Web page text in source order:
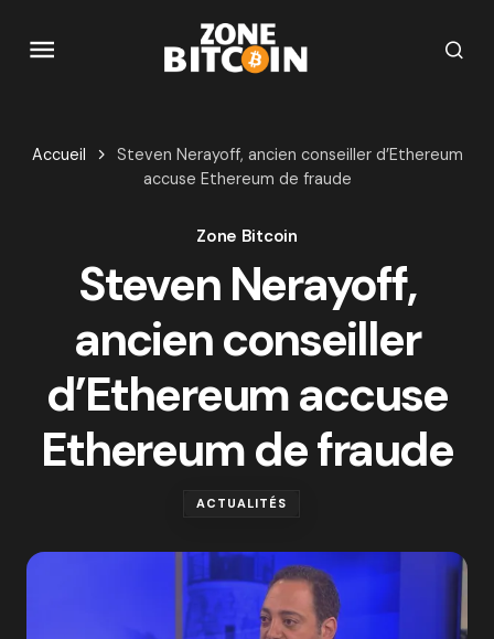
Accueil
Steven Nerayoff, ancien conseiller d’Ethereum
accuse Ethereum de fraude
Zone Bitcoin
Steven Nerayoff,
ancien conseiller
d’Ethereum accuse
Ethereum de fraude
ACTUALITÉS